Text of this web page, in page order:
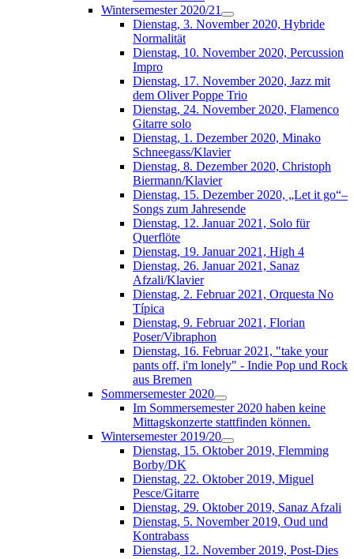
Wintersemester 2020/21
Dienstag, 3. November 2020, Hybride
Normalität
Dienstag, 10. November 2020, Percussion
Impro
Dienstag, 17. November 2020, Jazz mit
dem Oliver Poppe Trio
Dienstag, 24. November 2020, Flamenco
Gitarre solo
Dienstag, 1. Dezember 2020, Minako
Schneegass/Klavier
Dienstag, 8. Dezember 2020, Christoph
Biermann/Klavier
Dienstag, 15. Dezember 2020, „Let it go“–
Songs zum Jahresende
Dienstag, 12. Januar 2021, Solo für
Querflöte
Dienstag, 19. Januar 2021, High 4
Dienstag, 26. Januar 2021, Sanaz
Afzali/Klavier
Dienstag, 2. Februar 2021, Orquesta No
Típica
Dienstag, 9. Februar 2021, Florian
Poser/Vibraphon
Dienstag, 16. Februar 2021, "take your
pants off, i'm lonely" - Indie Pop und Rock
aus Bremen
Sommersemester 2020
Im Sommersemester 2020 haben keine
Mittagskonzerte stattfinden können.
Wintersemester 2019/20
Dienstag, 15. Oktober 2019, Flemming
Borby/DK
Dienstag, 22. Oktober 2019, Miguel
Pesce/Gitarre
Dienstag, 29. Oktober 2019, Sanaz Afzali
Dienstag, 5. November 2019, Oud und
Kontrabass
Dienstag, 12. November 2019, Post-Dies